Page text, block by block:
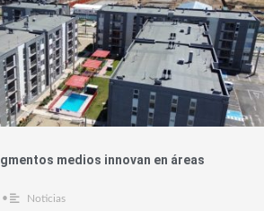
medios innovan en áreas
• Noticias